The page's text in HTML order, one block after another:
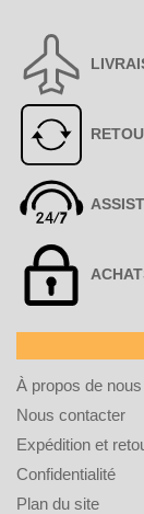
À propos de nous
Nous contacter
Expédition et
Confidentialité
Plan du site